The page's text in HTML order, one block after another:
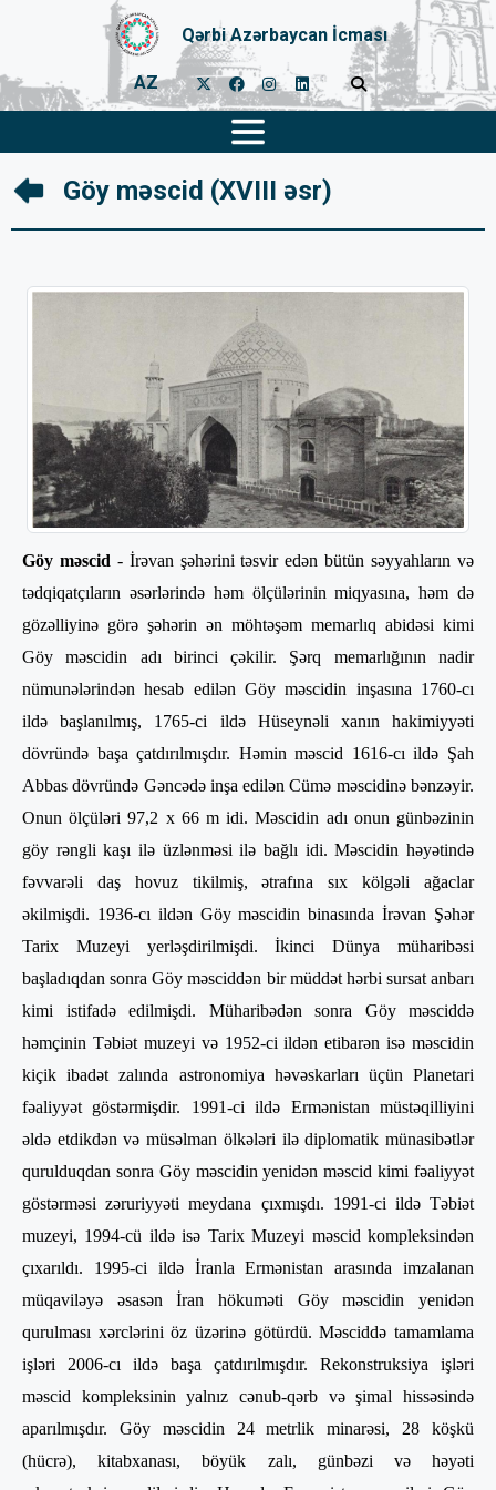
Qərbi Azərbaycan İcması
AZ
Göy məscid (XVIII əsr)
Göy məscid - İrəvan şəhərini təsvir edən bütün səyyahların və
tədqiqatçıların əsərlərində həm ölçülərinin miqyasına, həm də
gözəlliyinə görə şəhərin ən möhtəşəm memarlıq abidəsi kimi
Göy məscidin adı birinci çəkilir. Şərq memarlığının nadir
nümunələrindən hesab edilən Göy məscidin inşasına 1760-cı
ildə başlanılmış, 1765-ci ildə Hüseynəli xanın hakimiyyəti
dövründə başa çatdırılmışdır. Həmin məscid 1616-cı ildə Şah
Abbas dövründə Gəncədə inşa edilən Cümə məscidinə bənzəyir.
Onun ölçüləri 97,2 x 66 m idi. Məscidin adı onun günbəzinin
göy rəngli kaşı ilə üzlənməsi ilə bağlı idi. Məscidin həyətində
fəvvarəli daş hovuz tikilmiş, ətrafına sıx kölgəli ağaclar
əkilmişdi. 1936-cı ildən Göy məscidin binasında İrəvan Şəhər
Tarix Muzeyi yerləşdirilmişdi. İkinci Dünya müharibəsi
başladıqdan sonra Göy məsciddən bir müddət hərbi sursat anbarı
kimi istifadə edilmişdi. Müharibədən sonra Göy məsciddə
həmçinin Təbiət muzeyi və 1952-ci ildən etibarən isə məscidin
kiçik ibadət zalında astronomiya həvəskarları üçün Planetari
fəaliyyət göstərmişdir. 1991-ci ildə Ermənistan müstəqilliyini
əldə etdikdən və müsəlman ölkələri ilə diplomatik münasibətlər
qurulduqdan sonra Göy məscidin yenidən məscid kimi fəaliyyət
göstərməsi zəruriyyəti meydana çıxmışdı. 1991-ci ildə Təbiət
muzeyi, 1994-cü ildə isə Tarix Muzeyi məscid kompleksindən
çıxarıldı. 1995-ci ildə İranla Ermənistan arasında imzalanan
müqaviləyə əsasən İran hökuməti Göy məscidin yenidən
qurulması xərclərini öz üzərinə götürdü. Məsciddə tamamlama
işləri 2006-cı ildə başa çatdırılmışdır. Rekonstruksiya işləri
məscid kompleksinin yalnız cənub-qərb və şimal hissəsində
aparılmışdır. Göy məscidin 24 metrlik minarəsi, 28 köşkü
(hücrə), kitabxanası, böyük zalı, günbəzi və həyəti